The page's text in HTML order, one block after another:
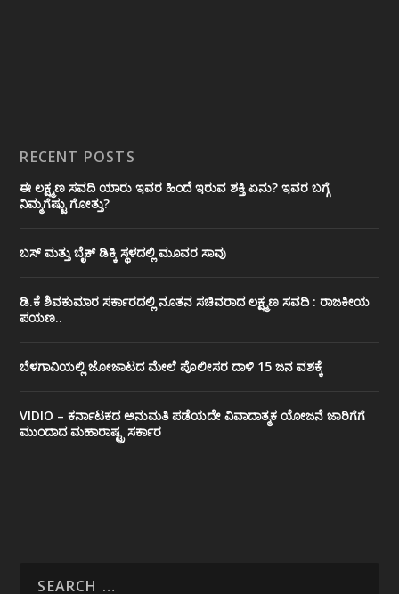
RECENT POSTS
ಈ ಲಕ್ಷ್ಮಣ ಸವದಿ ಯಾರು ಇವರ ಹಿಂದೆ ಇರುವ ಶಕ್ತಿ ಏನು? ಇವರ ಬಗ್ಗೆ
ನಿಮ್ಮಗೆಷ್ಟು ಗೋತ್ತು?
ಬಸ್ ಮತ್ತು ಬೈಕ್ ಡಿಕ್ಕಿ ಸ್ಥಳದಲ್ಲಿ ಮೂವರ ಸಾವು
ಡಿ.ಕೆ ಶಿವಕುಮಾರ ಸರ್ಕಾರದಲ್ಲಿ ನೂತನ ಸಚಿವರಾದ ಲಕ್ಷ್ಮಣ ಸವದಿ : ರಾಜಕೀಯ
ಪಯಣ..
ಬೆಳಗಾವಿಯಲ್ಲಿ ಜೋಜಾಟದ ಮೇಲೆ ಪೊಲೀಸರ ದಾಳಿ 15 ಜನ ವಶಕ್ಕೆ
VIDIO – ಕರ್ನಾಟಕದ ಅನುಮತಿ ಪಡೆಯದೇ ವಿವಾದಾತ್ಮಕ ಯೋಜನೆ ಜಾರಿಗೆಗೆ
ಮುಂದಾದ ಮಹಾರಾಷ್ಟ್ರ ಸರ್ಕಾರ